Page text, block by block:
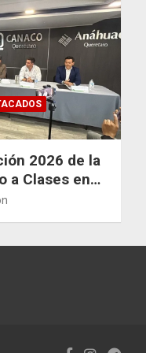
2026 de la
a Clases en